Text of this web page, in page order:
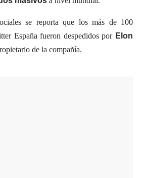
se reporta que los más de 100
España fueron despedidos por Elon
de la compañía.